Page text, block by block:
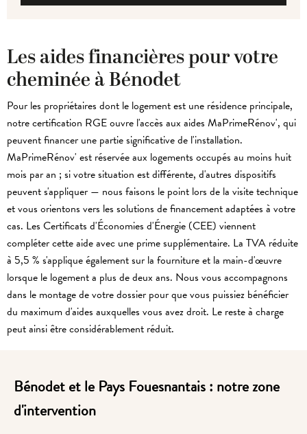
Les aides financières pour votre
cheminée à Bénodet
Pour les propriétaires dont le logement est une résidence principale,
notre certification RGE ouvre l'accès aux aides MaPrimeRénov', qui
peuvent financer une partie significative de l'installation.
MaPrimeRénov' est réservée aux logements occupés au moins huit
mois par an ; si votre situation est différente, d'autres dispositifs
peuvent s'appliquer — nous faisons le point lors de la visite technique
et vous orientons vers les solutions de financement adaptées à votre
cas. Les Certificats d'Économies d'Énergie (CEE) viennent
compléter cette aide avec une prime supplémentaire. La TVA réduite
à 5,5 % s'applique également sur la fourniture et la main-d'œuvre
lorsque le logement a plus de deux ans. Nous vous accompagnons
dans le montage de votre dossier pour que vous puissiez bénéficier
du maximum d'aides auxquelles vous avez droit. Le reste à charge
peut ainsi être considérablement réduit.
Bénodet et le Pays Fouesnantais : notre zone
d'intervention